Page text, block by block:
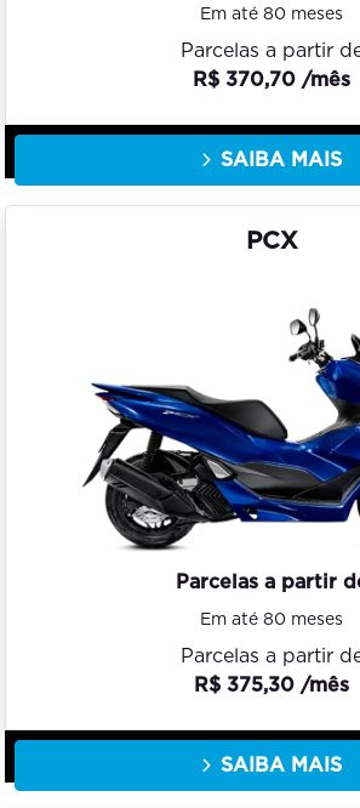
Em até 80 meses
Parcelas a partir
R$ 370,70 /mês
SAIBA MAIS
PCX
Parcelas a partir
Em até 80 meses
Parcelas a partir
R$ 375,30 /mês
SAIBA MAIS